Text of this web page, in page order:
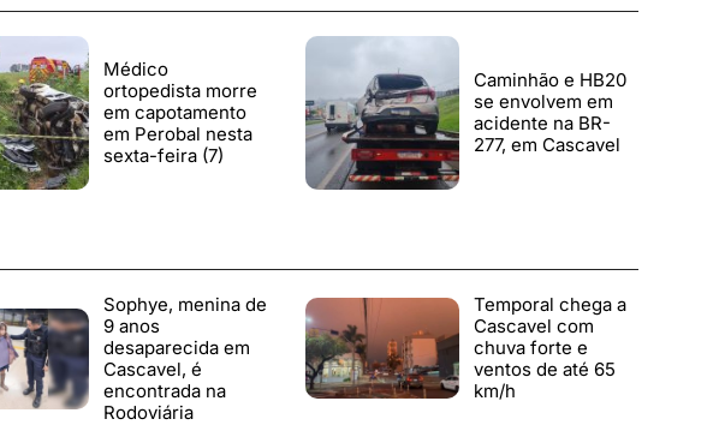
Médico
ortopedista morre
em capotamento
em Perobal nesta
sexta-feira (7)
Caminhão e HB20
se envolvem em
acidente na BR-
277, em Cascavel
Sophye, menina de
9 anos
desaparecida em
Cascavel, é
encontrada na
Rodoviária
Temporal chega a
Cascavel com
chuva forte e
ventos de até 65
km/h